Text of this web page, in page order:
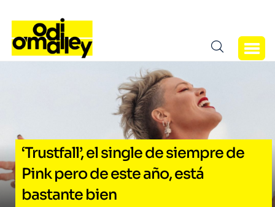
‘Trustfall’, el single de siempre de
Pink pero de este año, está
bastante bien